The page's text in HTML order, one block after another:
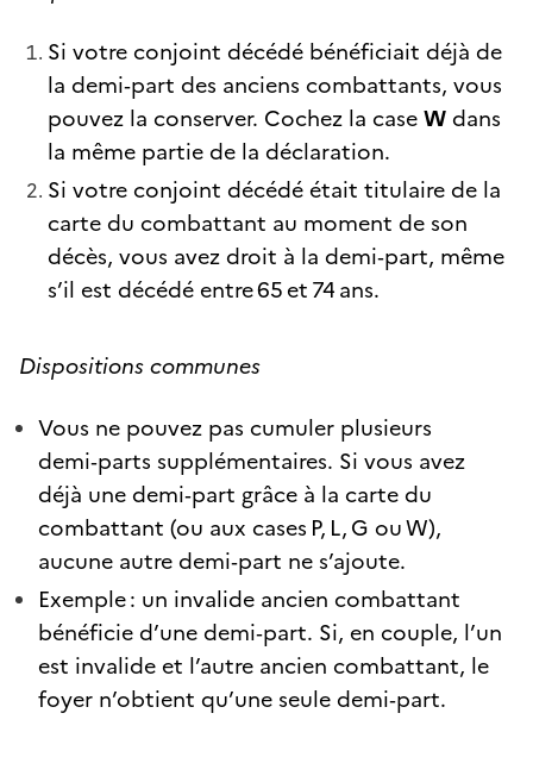
Si votre conjoint décédé bénéficiait déjà de
la demi‑part des anciens combattants, vous
pouvez la conserver. Cochez la caseWdans
la même partie de la déclaration.
Si votre conjoint décédé était titulaire de la
carte du combattant au moment de son
décès, vous avez droit à la demi‑part, même
s’il est décédé entre 65 et 74 ans.
Dispositions communes
Vous ne pouvez pas cumuler plusieurs
demi‑parts supplémentaires. Si vous avez
déjà une demi‑part grâce à la carte du
combattant (ou aux cases P, L, G ou W),
aucune autre demi‑part ne s’ajoute.
Exemple : un invalide ancien combattant
bénéficie d’une demi‑part. Si, en couple, l’un
est invalide et l’autre ancien combattant, le
foyer n’obtient qu’une seule demi‑part.